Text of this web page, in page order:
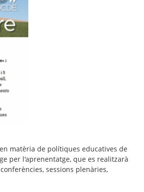
matèria de polítiques educatives de
per l'aprenentatge, que es realitzarà
sessions plenàries,